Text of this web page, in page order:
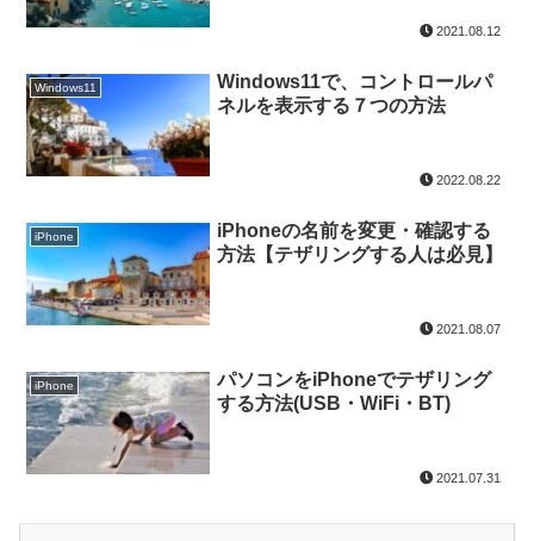
2021.08.12
Windows11
Windows11で、コントロールパ
ネルを表示する７つの方法
2022.08.22
iPhone
iPhoneの名前を変更・確認する
方法【テザリングする人は必見】
2021.08.07
iPhone
パソコンをiPhoneでテザリング
する方法(USB・WiFi・BT)
2021.07.31